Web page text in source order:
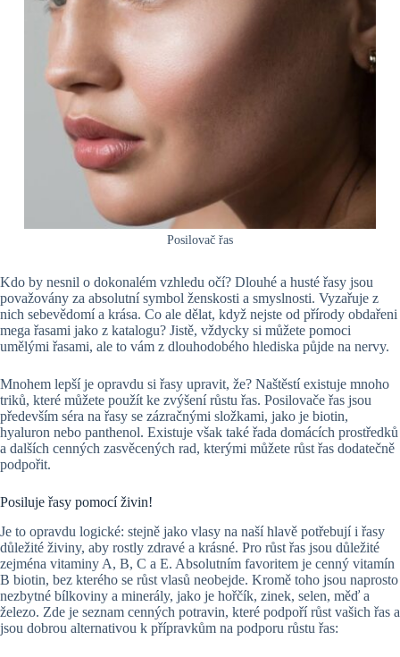
Posilovač řas
Kdo by nesnil o dokonalém vzhledu očí? Dlouhé a husté řasy jsou
považovány za absolutní symbol ženskosti a smyslnosti. Vyzařuje z
nich sebevědomí a krása. Co ale dělat, když nejste od přírody obdařeni
mega řasami jako z katalogu? Jistě, vždycky si můžete pomoci
umělými řasami, ale to vám z dlouhodobého hlediska půjde na nervy.
Mnohem lepší je opravdu si řasy upravit, že? Naštěstí existuje mnoho
triků, které můžete použít ke zvýšení růstu řas. Posilovače řas jsou
především séra na řasy se zázračnými složkami, jako je biotin,
hyaluron nebo panthenol. Existuje však také řada domácích prostředků
a dalších cenných zasvěcených rad, kterými můžete růst řas dodatečně
podpořit.
Posiluje řasy pomocí živin!
Je to opravdu logické: stejně jako vlasy na naší hlavě potřebují i řasy
důležité živiny, aby rostly zdravé a krásné. Pro růst řas jsou důležité
zejména vitaminy A, B, C a E. Absolutním favoritem je cenný vitamín
B biotin, bez kterého se růst vlasů neobejde. Kromě toho jsou naprosto
nezbytné bílkoviny a minerály, jako je hořčík, zinek, selen, měď a
železo. Zde je seznam cenných potravin, které podpoří růst vašich řas a
jsou dobrou alternativou k přípravkům na podporu růstu řas: